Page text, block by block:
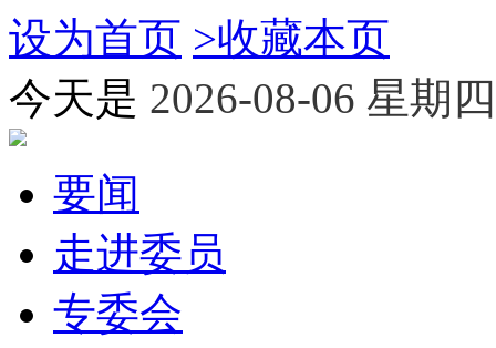
设为首页 >收藏本页
今天是 2026-08-06 星期四
要闻
走进委员
专委会